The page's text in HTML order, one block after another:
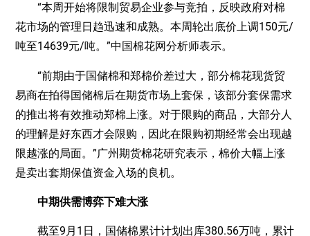
“本周开始将限制贸易企业参与竞拍，反映政府对棉
花市场的管理日趋迅速和成熟。本周轮出底价上调150元/
吨至14639元/吨。”中国棉花网分析师表示。
“前期由于国储棉和郑棉价差过大，部分棉花现货贸
易商在拍得国储棉后在期货市场上套保，该部分套保需求
的推出将有效推动郑棉上涨。对于限购的商品，大部分人
的理解是好东西才会限购，因此在限购初期经常会出现越
限越涨的局面。”广州期货棉花研究表示，棉价大幅上涨
是卖出套期保值资金入场的良机。
中期供需博弈下难大涨
截至9月1日，国储棉累计计划出库380.56万吨，累计